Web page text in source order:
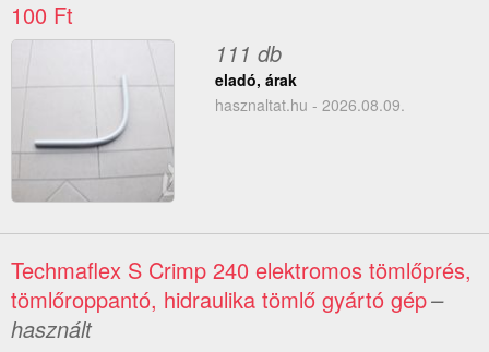
100 Ft
111 db
eladó, árak
hasznaltat.hu - 2026.08.09.
Techmaflex S Crimp 240 elektromos tömlőprés,
tömlőroppantó, hidraulika tömlő gyártó gép–
használt